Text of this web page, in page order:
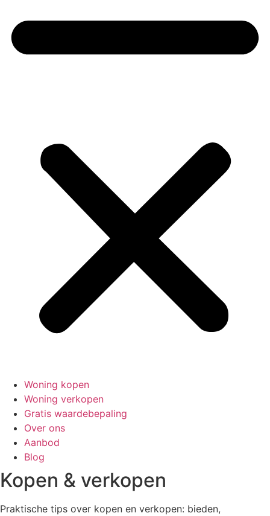
Woning kopen
Woning verkopen
Gratis waardebepaling
Over ons
Aanbod
Blog
Kopen & verkopen
Praktische tips over kopen en verkopen: bieden,